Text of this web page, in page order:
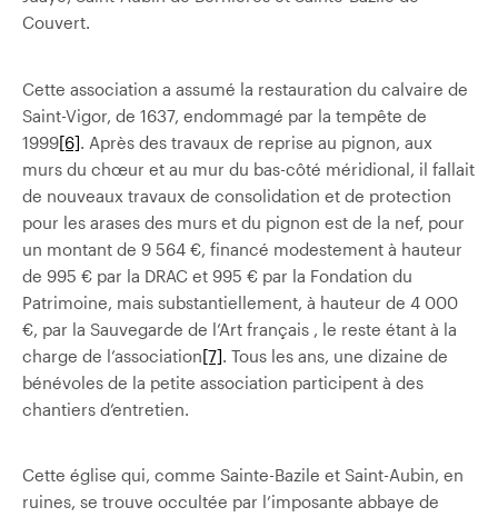
Couvert.
Cette association a assumé la restauration du calvaire de
Saint-Vigor, de 1637, endommagé par la tempête de
1999[6] . Après des travaux de reprise au pignon, aux
murs du chœur et au mur du bas-côté méridional, il fallait
de nouveaux travaux de consolidation et de protection
pour les arases des murs et du pignon est de la nef, pour
un montant de 9 564 €, financé modestement à hauteur
de 995 € par la DRAC et 995 € par la Fondation du
Patrimoine, mais substantiellement, à hauteur de 4 000
€, par la Sauvegarde de l’Art français , le reste étant à la
charge de l’association[7] . Tous les ans, une dizaine de
bénévoles de la petite association participent à des
chantiers d’entretien.
Cette église qui, comme Sainte-Bazile et Saint-Aubin, en
ruines, se trouve occultée par l’imposante abbaye de